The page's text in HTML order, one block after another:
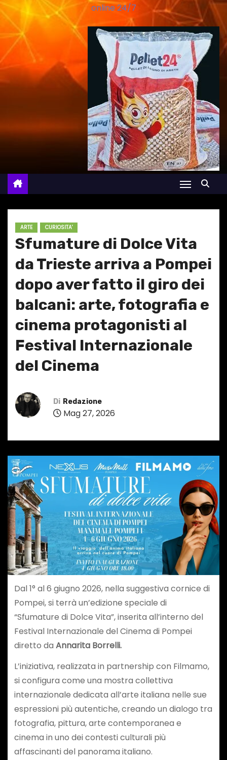
online 24/7
ARTE CURIOSITA'
Sfumature di Dolce Vita
da Trieste arriva a Pompei
dopo aver fatto il giro dei
balcani: arte, fotografia e
cinema protagonisti al
Festival Internazionale
del Cinema
Di Redazione
Mag 27, 2026
Dal 1° al 6 giugno 2026, nella suggestiva cornice di
Pompei, si terrà un’edizione speciale di
“Sfumature di Dolce Vita”, inserita all’interno del
Festival Internazionale del Cinema di Pompei
diretto da Annarita Borrelli.
L’iniziativa, realizzata in partnership con Filmamo,
si configura come una mostra collettiva
internazionale dedicata all’arte italiana nelle sue
espressioni più autentiche, creando un dialogo tra
fotografia, pittura, arte contemporanea e
cinema in uno dei contesti culturali più
affascinanti del panorama italiano.